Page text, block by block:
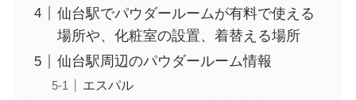
仙台駅でパウダールームが有料で使える
場所や、化粧室の設置、着替える場所
仙台駅周辺のパウダールーム情報
エスパル